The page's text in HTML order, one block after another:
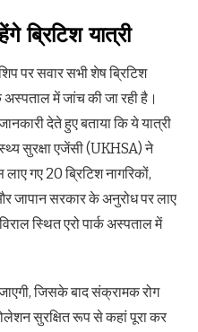
ब्रिटिश यात्री
पर सवार सभी शेष ब्रिटिश
में जांच की जा रही है।
देते हुए बताया कि ये यात्री
सुरक्षा एजेंसी (UKHSA) ने
गए 20 ब्रिटिश नागरिकों,
जापान सरकार के अनुरोध पर लाए
स्थित एरो पार्क अस्पताल में
जिसके बाद संक्रामक रोग
सुरक्षित रूप से कहां पूरा कर